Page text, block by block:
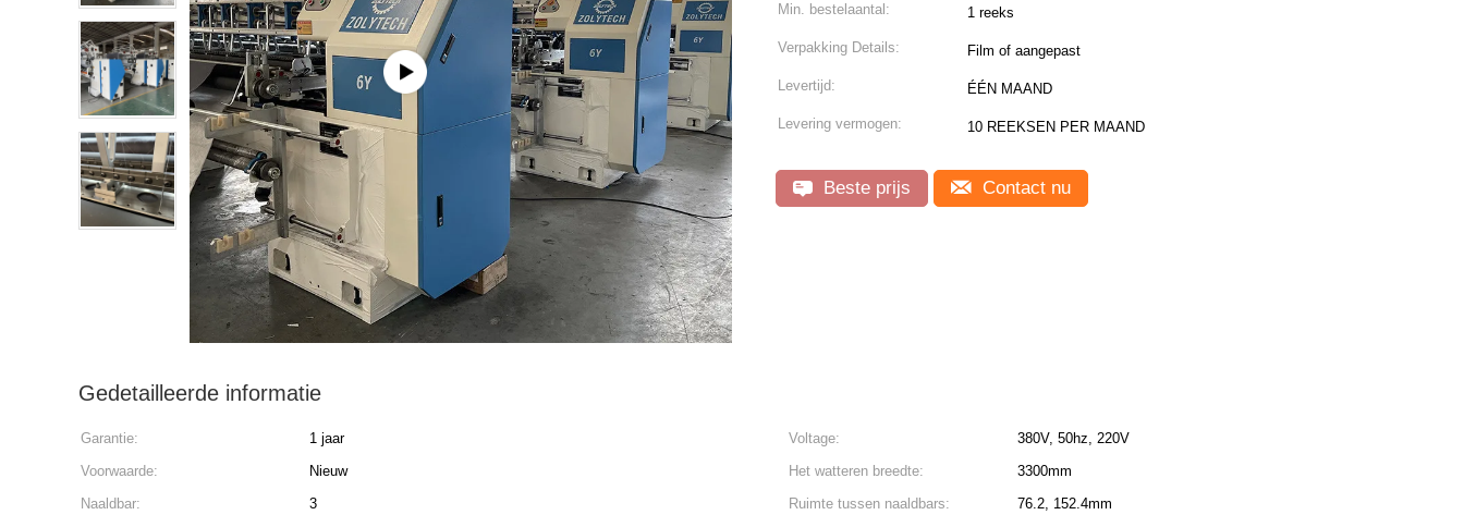
Min. bestelaantal: 1 reeks
Verpakking Details: Film of aangepast
Levertijd: ÉÉN MAAND
Levering vermogen: 10 REEKSEN PER MAAND
Beste prijs Contact nu
Gedetailleerde informatie
Garantie: 1 jaar Voltage:
380V, 50hz, 220V
Voorwaarde:
Nieuw Het watteren breedte:
3300mm
Naaldbar:
3 Ruimte tussen naaldbars:
76.2, 152.4mm